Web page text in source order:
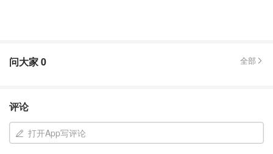
问大家0 全部
评论
打开App写评论